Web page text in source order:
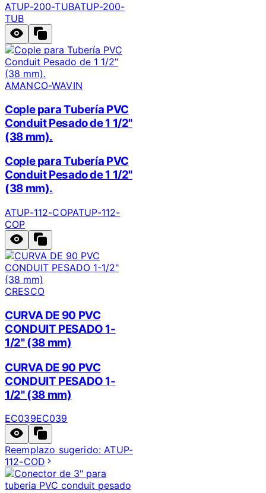
ATUP-200-TUBATUP-200-
TUB
AMANCO-WAVIN
Cople para Tubería PVC
Conduit Pesado de 1 1/2"
(38 mm).
Cople para Tubería PVC
Conduit Pesado de 1 1/2"
(38 mm).
ATUP-112-COPATUP-112-
COP
CRESCO
CURVA DE 90 PVC
CONDUIT PESADO 1-
1/2" (38 mm)
CURVA DE 90 PVC
CONDUIT PESADO 1-
1/2" (38 mm)
EC039EC039
Reemplazo sugerido:ATUP-
112-COD